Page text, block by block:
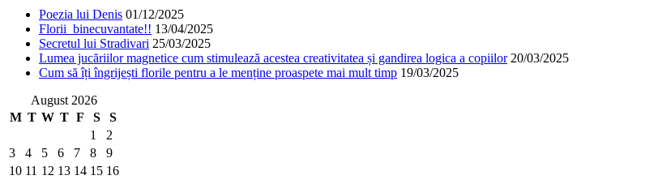
Poezia lui Denis 01/12/2025
Florii binecuvantate!! 13/04/2025
Secretul lui Stradivari 25/03/2025
Lumea jucăriilor magnetice cum stimulează acestea creativitatea și gandirea logica a copiilor 20/03/2025
Cum să îți îngrijești florile pentru a le menține proaspete mai mult timp 19/03/2025
August 2026
M T W T F S
S
1
2
3
4 5 6 7 8
9
10 11 12 13 14 15 16